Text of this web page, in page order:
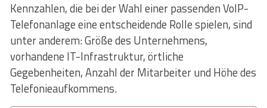
Kennzahlen, die bei der Wahl einer passenden VoIP-
Telefonanlage eine entscheidende Rolle spielen, sind
unter anderem: Größe des Unternehmens,
vorhandene IT-Infrastruktur, örtliche
Gegebenheiten, Anzahl der Mitarbeiter und Höhe des
Telefonieaufkommens.